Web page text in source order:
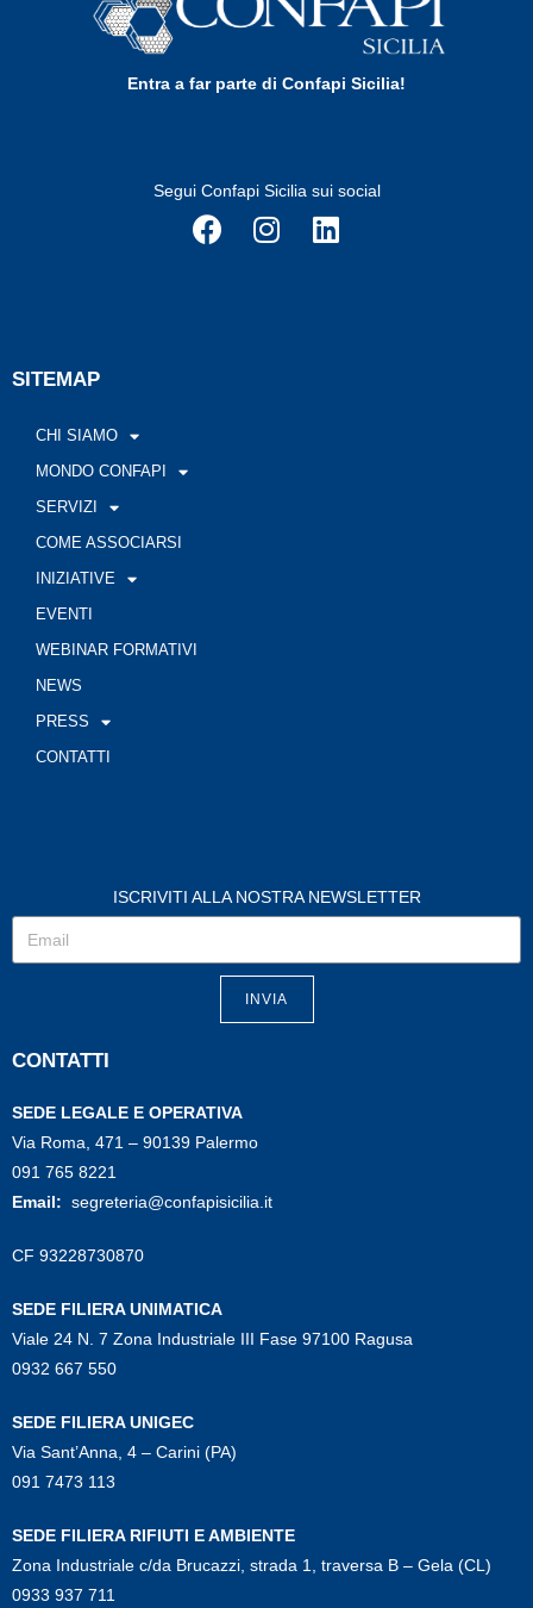
Entra a far parte di Confapi Sicilia!
Segui Confapi Sicilia sui social
SITEMAP
CHI SIAMO
MONDO CONFAPI
SERVIZI
COME ASSOCIARSI
INIZIATIVE
EVENTI
WEBINAR FORMATIVI
NEWS
PRESS
CONTATTI
ISCRIVITI ALLA NOSTRA NEWSLETTER
INVIA
CONTATTI
SEDE LEGALE E OPERATIVA
Via Roma, 471 – 90139 Palermo
091 765 8221
Email: segreteria@confapisicilia.it
CF 93228730870
SEDE FILIERA UNIMATICA
Viale 24 N. 7 Zona Industriale III Fase 97100 Ragusa
0932 667 550
SEDE FILIERA UNIGEC
Via Sant’Anna, 4 – Carini (PA)
091 7473 113
SEDE FILIERA RIFIUTI E AMBIENTE
Zona Industriale c/da Brucazzi, strada 1, traversa B – Gela (CL)
0933 937 711